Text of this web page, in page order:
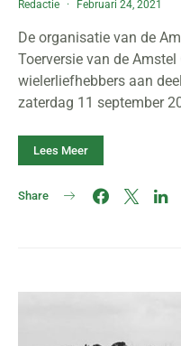
Redactie Februari 24, 2021
De organisatie van de
Toerversie van de
wielerliefhebbers aan
zaterdag 11 september
Lees Meer
Share